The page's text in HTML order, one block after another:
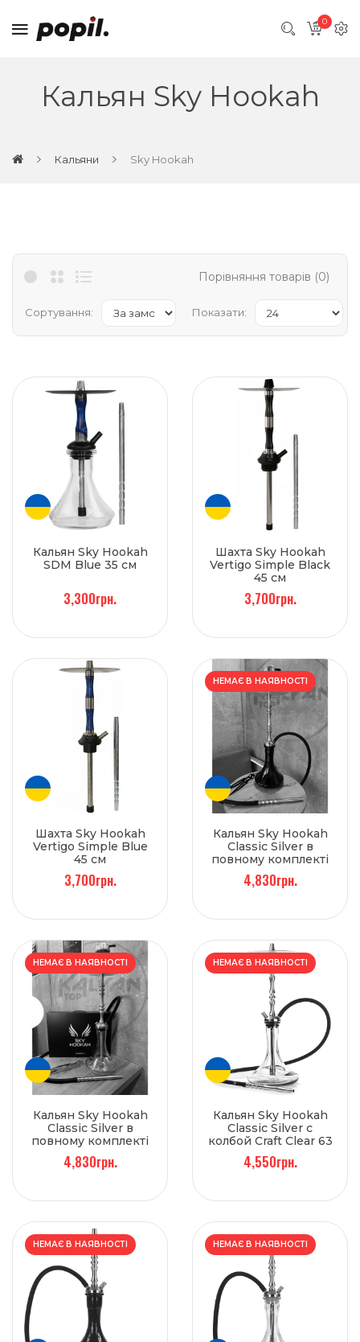
0
Кальян Sky Hookah
Кальяни Sky Hookah
Порівняння товарів (0)
Сортування: Показати:
Кальян Sky Hookah
SDM Blue 35 см
3,300грн.
Шахта Sky Hookah
Vertigo Simple Black
45 см
3,700грн.
Шахта Sky Hookah
Vertigo Simple Blue
45 см
3,700грн.
НЕМАЄ В НАЯВНОСТІ
Кальян Sky Hookah
Classic Silver в
повному комплекті
на колбі Craft Black
65 см
4,830грн.
НЕМАЄ В НАЯВНОСТІ
Кальян Sky Hookah
Classic Silver в
повному комплекті
на колбі Craft Clear 65
см
4,830грн.
НЕМАЄ В НАЯВНОСТІ
Кальян Sky Hookah
Classic Silver с
колбой Craft Clear 63
см
4,550грн.
НЕМАЄ В НАЯВНОСТІ НЕМАЄ В НАЯВНОСТІ